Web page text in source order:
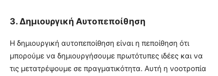
3. Δημιουργική Αυτοπεποίθηση
Η δημιουργική αυτοπεποίθηση είναι η πεποίθηση ότι
μπορούμε να δημιουργήσουμε πρωτότυπες ιδέες και να
τις μετατρέψουμε σε πραγματικότητα. Αυτή η νοοτροπία